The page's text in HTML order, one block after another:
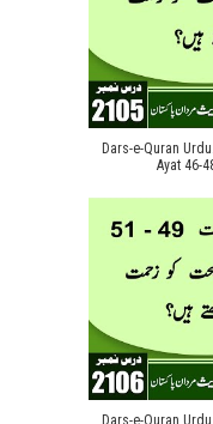
Dars-e-Quran
Dars-e-Quran